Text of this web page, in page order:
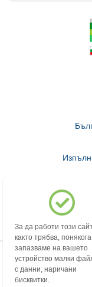
© 2018-2026
За да работи този
както трябва, понякога
запазваме на вашето
устройство малки
с данни, наричани
бисквитки.